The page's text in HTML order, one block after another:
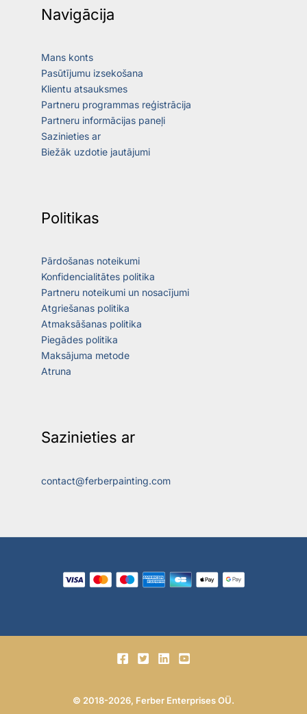
Navigācija
Mans konts
Pasūtījumu izsekošana
Klientu atsauksmes
Partneru programmas reģistrācija
Partneru informācijas paneļi
Sazinieties ar
Biežāk uzdotie jautājumi
Politikas
Pārdošanas noteikumi
Konfidencialitātes politika
Partneru noteikumi un nosacījumi
Atgriešanas politika
Atmaksāšanas politika
Piegādes politika
Maksājuma metode
Atruna
Sazinieties ar
contact@ferberpainting.com
© 2018-2026, Ferber Enterprises OÜ.